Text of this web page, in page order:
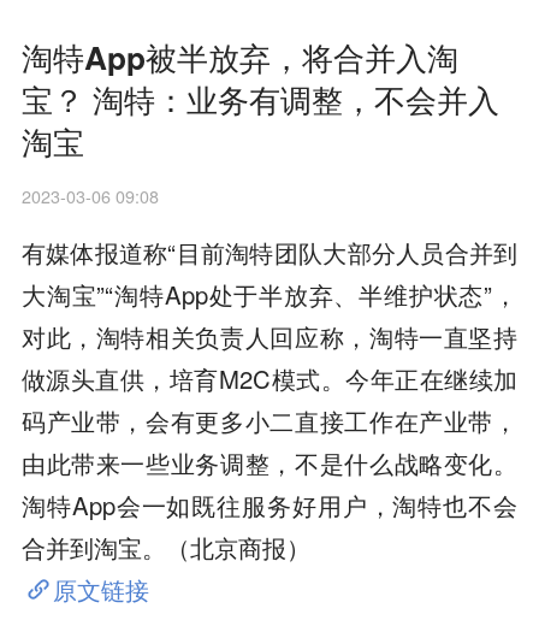
淘特App被半放弃，将合并入淘
宝？ 淘特：业务有调整，不会并入
淘宝
2023-03-06 09:08
有媒体报道称“目前淘特团队大部分人员合并到
大淘宝”“淘特App处于半放弃、半维护状态”，
对此，淘特相关负责人回应称，淘特一直坚持
做源头直供，培育M2C模式。今年正在继续加
码产业带，会有更多小二直接工作在产业带，
由此带来一些业务调整，不是什么战略变化。
淘特App会一如既往服务好用户，淘特也不会
合并到淘宝。（北京商报）
原文链接